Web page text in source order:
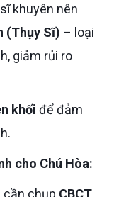
(Thụy Sĩ) – loại
giảm rủi ro
khối để đảm
cho Chú Hòa:
cần chụp CBCT